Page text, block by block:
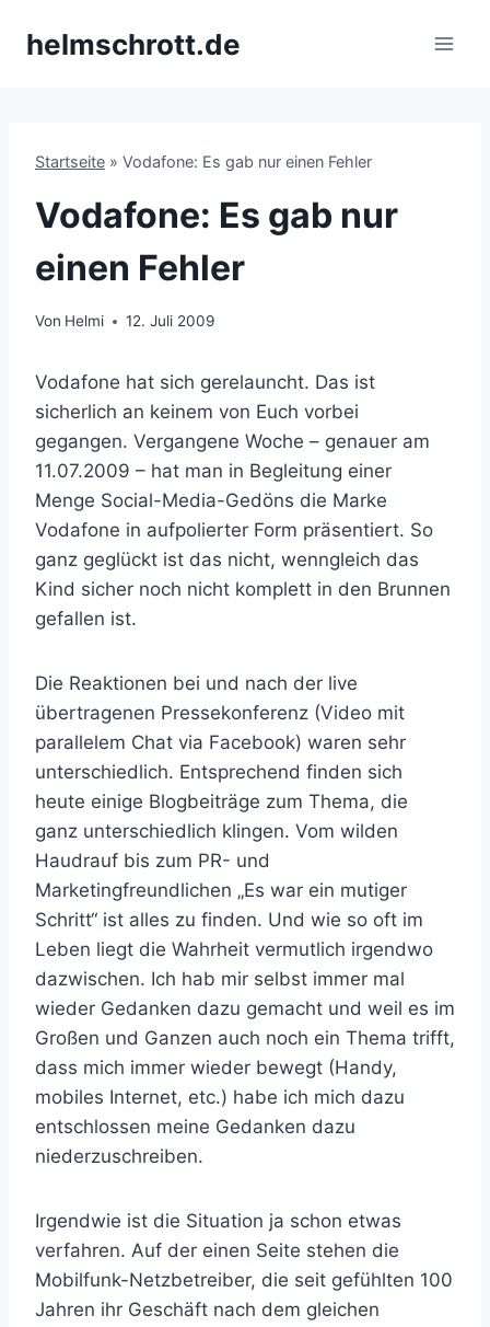
Inhalthelmschrott.de
Startseite » Vodafone: Es gab nur einen Fehler
Vodafone: Es gab nur
einen Fehler
Von Helmi 12. Juli 2009
Vodafone hat sich gerelauncht. Das ist
sicherlich an keinem von Euch vorbei
gegangen. Vergangene Woche – genauer am
11.07.2009 – hat man in Begleitung einer
Menge Social-Media-Gedöns die Marke
Vodafone in aufpolierter Form präsentiert. So
ganz geglückt ist das nicht, wenngleich das
Kind sicher noch nicht komplett in den Brunnen
gefallen ist.
Die Reaktionen bei und nach der live
übertragenen Pressekonferenz (Video mit
parallelem Chat via Facebook) waren sehr
unterschiedlich. Entsprechend finden sich
heute einige Blogbeiträge zum Thema, die
ganz unterschiedlich klingen. Vom wilden
Haudrauf bis zum PR- und
Marketingfreundlichen „Es war ein mutiger
Schritt“ ist alles zu finden. Und wie so oft im
Leben liegt die Wahrheit vermutlich irgendwo
dazwischen. Ich hab mir selbst immer mal
wieder Gedanken dazu gemacht und weil es im
Großen und Ganzen auch noch ein Thema trifft,
dass mich immer wieder bewegt (Handy,
mobiles Internet, etc.) habe ich mich dazu
entschlossen meine Gedanken dazu
niederzuschreiben.
Irgendwie ist die Situation ja schon etwas
verfahren. Auf der einen Seite stehen die
Mobilfunk-Netzbetreiber, die seit gefühlten 100
Jahren ihr Geschäft nach dem gleichen